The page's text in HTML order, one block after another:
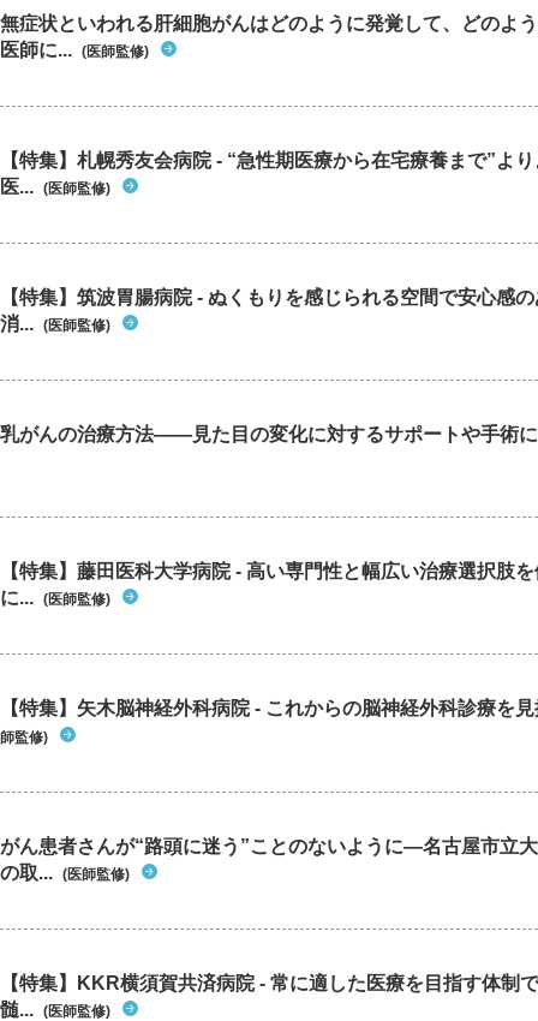
無症状といわれる肝細胞がんはどのように発覚して、どのよ
医師に... (医師監修)
【特集】札幌秀友会病院 - “急性期医療から在宅療養まで”よ
医... (医師監修)
【特集】筑波胃腸病院 - ぬくもりを感じられる空間で安心感
消... (医師監修)
乳がんの治療方法――見た目の変化に対するサポートや手術
【特集】藤田医科大学病院 - 高い専門性と幅広い治療選択肢
に... (医師監修)
【特集】矢木脳神経外科病院 - これからの脳神経外科診療を
師監修)
がん患者さんが“路頭に迷う”ことのないように―名古屋市立
の取... (医師監修)
【特集】KKR横須賀共済病院 - 常に適した医療を目指す体制
髄... (医師監修)